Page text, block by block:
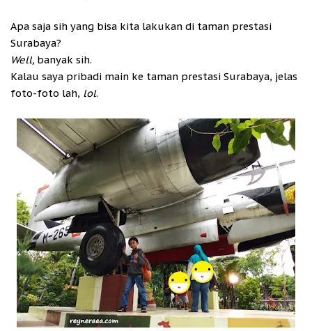
Apa saja sih yang bisa kita lakukan di taman prestasi
Surabaya?
Well, banyak sih.
Kalau saya pribadi main ke taman prestasi Surabaya, jelas
foto-foto lah, lol.